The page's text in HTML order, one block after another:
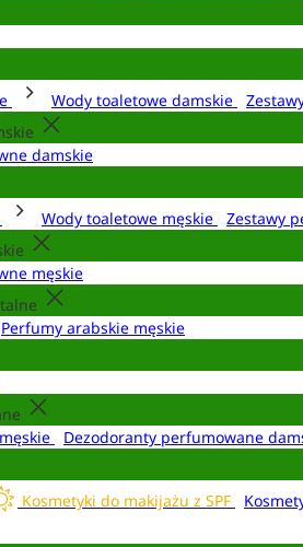
Wody toaletowe damskie
damskie
Wody toaletowe męskie
Zestawy
męskie
Perfumy arabskie męskie
Dezodoranty perfumowane
Kosmetyki do makijażu z SPF